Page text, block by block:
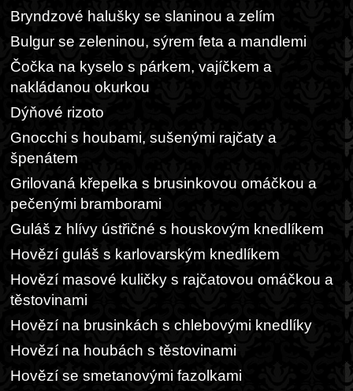
Bryndzové halušky se slaninou a zelím
Bulgur se zeleninou, sýrem feta a mandlemi
Čočka na kyselo s párkem, vajíčkem a
nakládanou okurkou
Dýňové rizoto
Gnocchi s houbami, sušenými rajčaty a
špenátem
Grilovaná křepelka s brusinkovou omáčkou a
pečenými bramborami
Guláš z hlívy ústřičné s houskovým knedlíkem
Hovězí guláš s karlovarským knedlíkem
Hovězí masové kuličky s rajčatovou omáčkou a
těstovinami
Hovězí na brusinkách s chlebovými knedlíky
Hovězí na houbách s těstovinami
Hovězí se smetanovými fazolkami